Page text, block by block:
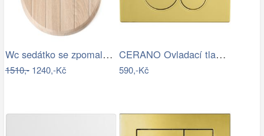
Wc sedátko se zpomalovacím mechanismem…
1510,-1240,-Kč
CERANO Ovladací tlačítko WC modulů Lite…
590,-Kč